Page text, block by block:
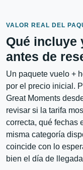
VALOR REAL DEL
Qué incluye
antes de
Un paquete vuelo +
por el precio inicial.
Great Moments
revisar si la tarifa
correcta, qué fechas
misma categoría
coincide con lo
bien el día de